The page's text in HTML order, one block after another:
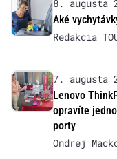
8. augusta
Aké
Redakcia
7. augusta
Lenovo
opravíte
porty
Ondrej